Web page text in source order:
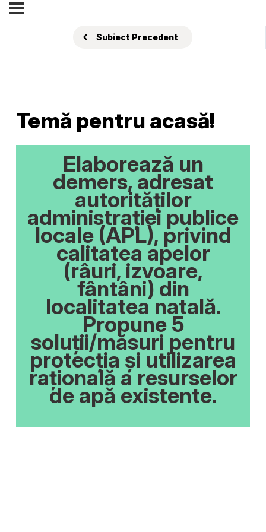
Subiect Precedent
Temă pentru acasă!
Elaborează un
demers, adresat
autorităților
administrației publice
locale (APL), privind
calitatea apelor
(râuri, izvoare,
fântâni) din
localitatea natală.
Propune 5
soluții/măsuri pentru
protecția și utilizarea
rațională a resurselor
de apă existente.